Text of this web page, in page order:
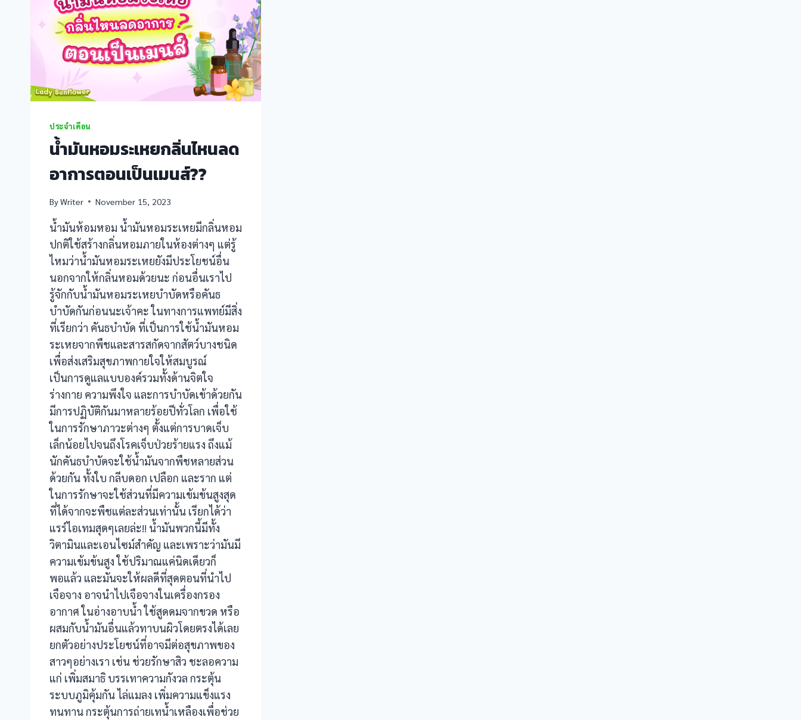
panel
Panel
panel
Panel
panel
panel
panel
Panel
panel
panel
Panel
Panel
panel
panel
panel
satın al
satın al
Panel
panel
panel
Panel
ประจำเดือน
น้ำมันหอมระเหยกลิ่นไหนลด
อาการตอนเป็นเมนส์??
ByWriter November 15, 2023
น้ำมันห้อมหอม น้ำมันหอมระเหยมีกลิ่นหอม
ปกติใช้สร้างกลิ่นหอมภายในห้องต่างๆ แต่รู้
ไหมว่าน้ำมันหอมระเหยยังมีประโยชน์อื่น
นอกจากให้กลิ่นหอมด้วยนะ ก่อนอื่นเราไป
รู้จักกับน้ำมันหอมระเหยบำบัดหรือคันธ
บำบัดกันก่อนนะเจ้าคะ ในทางการแพทย์มีสิ่ง
ที่เรียกว่า คันธบำบัด ที่เป็นการใช้น้ำมันหอม
ระเหยจากพืชและสารสกัดจากสัตว์บางชนิด
เพื่อส่งเสริมสุขภาพกายใจให้สมบูรณ์
เป็นการดูแลแบบองค์รวมทั้งด้านจิตใจ
ร่างกาย ความพึงใจ และการบำบัดเข้าด้วยกัน
มีการปฏิบัติกันมาหลายร้อยปีทั่วโลก เพื่อใช้
ในการรักษาภาวะต่างๆ ตั้งแต่การบาดเจ็บ
เล็กน้อยไปจนถึงโรคเจ็บป่วยร้ายแรง ถึงแม้
นักคันธบำบัดจะใช้น้ำมันจากพืชหลายส่วน
ด้วยกัน ทั้งใบ กลีบดอก เปลือก และราก แต่
ในการรักษาจะใช้ส่วนที่มีความเข้มข้นสูงสุด
ที่ได้จากจะพืชแต่ละส่วนเท่านั้น เรียกได้ว่า
แรร์ไอเทมสุดๆเลยล่ะ!! น้ำมันพวกนี้มีทั้ง
วิตามินและเอนไซม์สำคัญ และเพราะว่ามันมี
ความเข้มข้นสูง ใช้ปริมาณแค่นิดเดียวก็
พอแล้ว และมันจะให้ผลดีที่สุดตอนที่นำไป
เจือจาง อาจนำไปเจือจางในเครื่องกรอง
อากาศ ในอ่างอาบน้ำ ใช้สูดดมจากขวด หรือ
ผสมกับน้ำมันอื่นแล้วทาบนผิวโดยตรงได้เลย
ยกตัวอย่างประโยชน์ที่อาจมีต่อสุขภาพของ
สาวๆอย่างเรา เช่น ช่วยรักษาสิว ชะลอความ
แก่ เพิ่มสมาธิ บรรเทาความกังวล กระตุ้น
ระบบภูมิคุ้มกัน ไล่แมลง เพิ่มความแข็งแรง
ทนทาน กระตุ้นการถ่ายเทน้ำเหลืองเพื่อช่วย